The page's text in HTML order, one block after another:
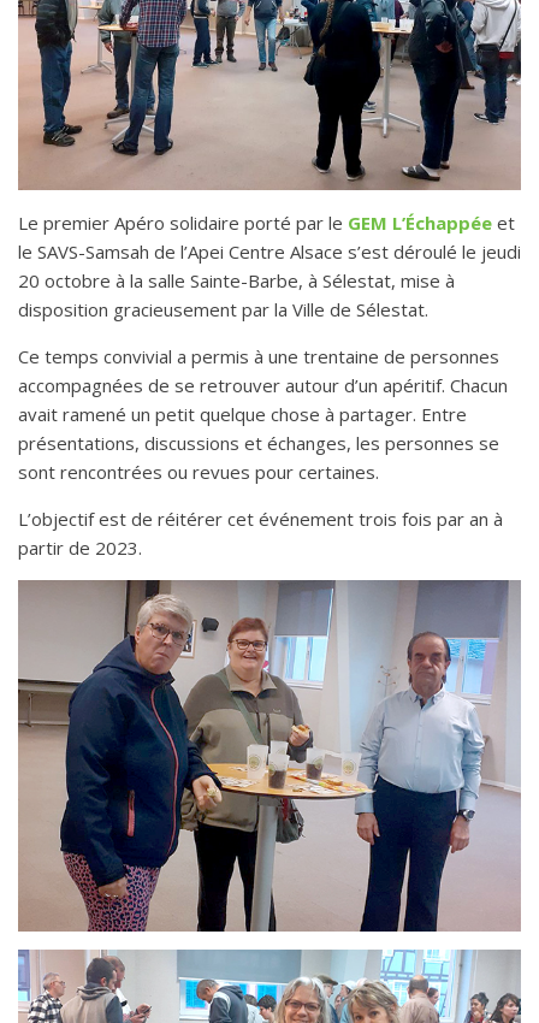
Le premier Apéro solidaire porté par le GEM L’Échappée et
le SAVS-Samsah de l’Apei Centre Alsace s’est déroulé le jeudi
20 octobre à la salle Sainte-Barbe, à Sélestat, mise à
disposition gracieusement par la Ville de Sélestat.
Ce temps convivial a permis à une trentaine de personnes
accompagnées de se retrouver autour d’un apéritif. Chacun
avait ramené un petit quelque chose à partager. Entre
présentations, discussions et échanges, les personnes se
sont rencontrées ou revues pour certaines.
L’objectif est de réitérer cet événement trois fois par an à
partir de 2023.